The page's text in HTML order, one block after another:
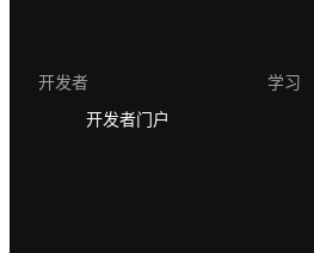
开发者
开发者门户
学习